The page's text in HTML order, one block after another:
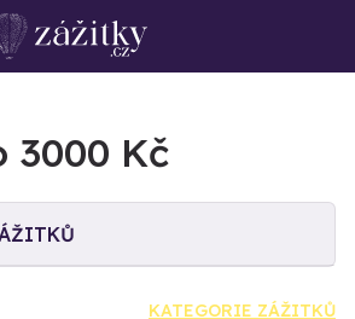
3000 Kč
KATEGORIE ZÁŽITKŮ